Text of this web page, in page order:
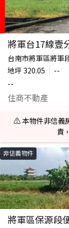
將軍台17線壹
台南市將軍區將軍
地坪 320.05
--
--
住商不動產
⚠️ 本物件非信義
責
非信義物件
將軍區保源段